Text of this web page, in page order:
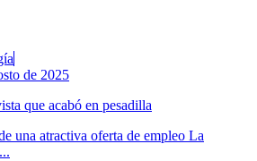
de 2025
que acabó en pesadilla
una atractiva oferta de empleo La